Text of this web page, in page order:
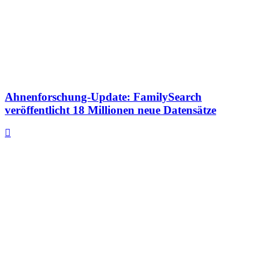
Ahnenforschung-Update: FamilySearch
veröffentlicht 18 Millionen neue Datensätze